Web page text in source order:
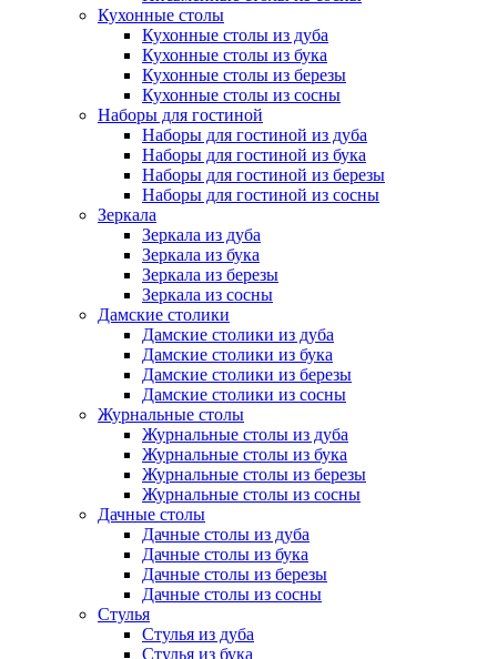
Кухонные столы
Кухонные столы из дуба
Кухонные столы из бука
Кухонные столы из березы
Кухонные столы из сосны
Наборы для гостиной
Наборы для гостиной из дуба
Наборы для гостиной из бука
Наборы для гостиной из березы
Наборы для гостиной из сосны
Зеркала
Зеркала из дуба
Зеркала из бука
Зеркала из березы
Зеркала из сосны
Дамские столики
Дамские столики из дуба
Дамские столики из бука
Дамские столики из березы
Дамские столики из сосны
Журнальные столы
Журнальные столы из дуба
Журнальные столы из бука
Журнальные столы из березы
Журнальные столы из сосны
Дачные столы
Дачные столы из дуба
Дачные столы из бука
Дачные столы из березы
Дачные столы из сосны
Стулья
Стулья из дуба
Стулья из бука